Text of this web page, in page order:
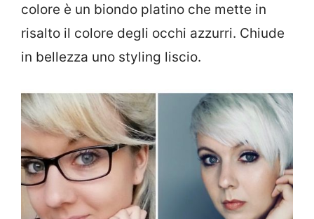
colore è un biondo platino che mette in
risalto il colore degli occhi azzurri. Chiude
in bellezza uno styling liscio.